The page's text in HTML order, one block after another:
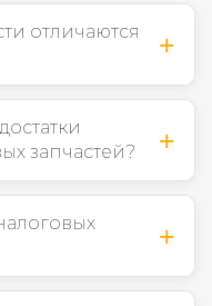
отличаются
запчастей?